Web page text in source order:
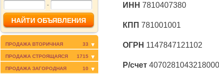
-
ПРОДАЖА ВТОРИЧНАЯ 33
ПРОДАЖА СТРОЯЩАЯСЯ 1715
ПРОДАЖА ЗАГОРОДНАЯ 10
ИНН 7810407380
КПП 781001001
ОГРН 1147847121102
Р/счет